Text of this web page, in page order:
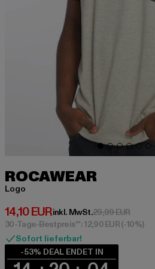
ROCAWEAR
Logo
14,10 EUR
Derzeitiger Preis: 14,10 EUR
inkl. MwSt.29,99 EUR
30-Tage-Bestpreis**: 12,90 EUR(-10%)
Sofort lieferbar!
-53% DEAL ENDET IN